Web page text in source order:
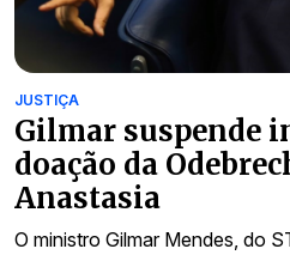
JUSTIÇA
Gilmar suspende
doação da
Anastasia
O ministro Gilmar Mendes, do